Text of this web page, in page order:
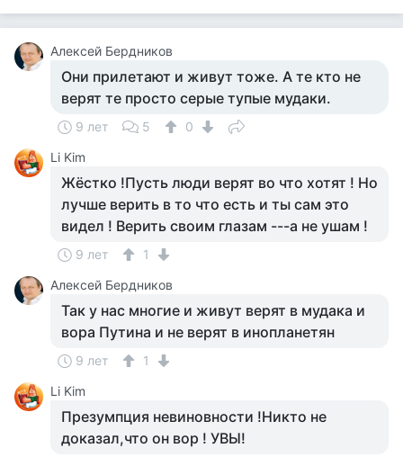
Алексей Бердников
Они прилетают и живут тоже. А те кто не
верят те просто серые тупые мудаки.
9 лет 5
0
Li Kim
Жёстко !Пусть люди верят во что хотят ! Но
лучше верить в то что есть и ты сам это
видел ! Верить своим глазам ---а не ушам !
9 лет
1
Алексей Бердников
Так у нас многие и живут верят в мудака и
вора Путина и не верят в инопланетян
9 лет
1
Li Kim
Презумпция невиновности !Никто не
доказал,что он вор ! УВЫ!